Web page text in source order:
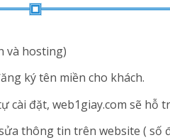
và hosting)
ký tên miền cho khách.
cài đặt, web1giay.com sẽ hỗ
thông tin trên website ( số